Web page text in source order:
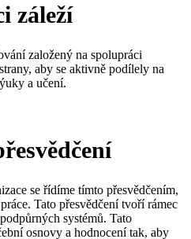
záleží
založený na spolupráci
aby se aktivně podílely na
a učení.
se řídíme tímto přesvědčením,
Tato přesvědčení tvoří rámec
systémů. Tato
osnovy a hodnocení tak, aby